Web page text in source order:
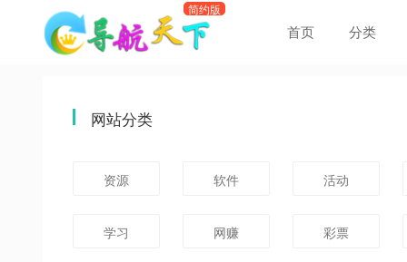
首页 分类
网站分类
资源 软件 活动
学习 网赚 彩票